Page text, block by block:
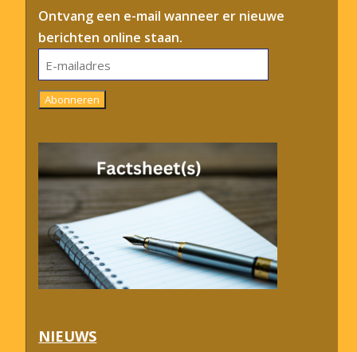
Ontvang een e-mail wanneer er nieuwe
berichten online staan.
E-
mailadres
Abonneren
NIEUWS